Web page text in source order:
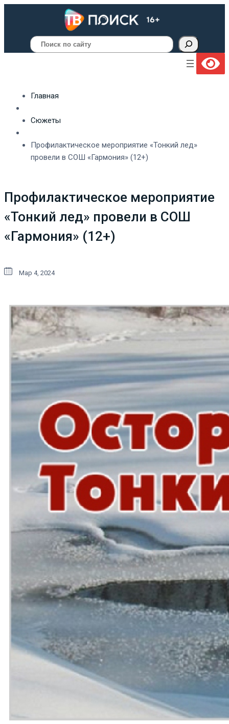
Поиск
Главная
Сюжеты
Профилактическое мероприятие «Тонкий лед»
провели в СОШ «Гармония» (12+)
Профилактическое мероприятие
«Тонкий лед» провели в СОШ
«Гармония» (12+)
Мар 4, 2024